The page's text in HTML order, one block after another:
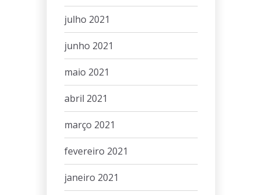
julho 2021
junho 2021
maio 2021
abril 2021
março 2021
fevereiro 2021
janeiro 2021